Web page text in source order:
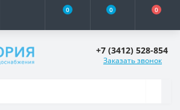
0 0 0
+7 (3412) 528-854
Заказать звонок